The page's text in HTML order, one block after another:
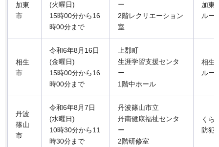
加東
市
(火曜日)
15時00分から16
時00分まで
ー
2階レクリエーション
室
加東
ルー
相生
市
令和6年8月16日
(金曜日)
15時00分から16
時00分まで
上郡町
生涯学習支援センタ
ー
1階中ホール
相生
ルー
丹波
篠山
市
令和6年8月7日
(水曜日)
10時30分から11
時30分まで
丹波篠山市立
丹南健康福祉センタ
ー
2階研修室
くら
防犯